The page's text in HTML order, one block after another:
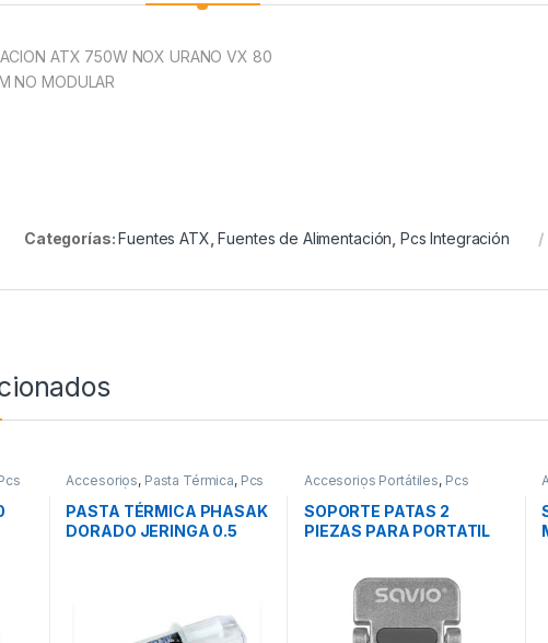
ATX 750W NOX URANO VX 80
NO MODULAR
Categorías:Fuentes ATX ,Fuentes de Alimentación Pcs Integración
Accesorios, Pasta Térmica, Pcs
Integración
PASTA TÉRMICA PHASAK
DORADO JERINGA 0.5
Accesorios Portátiles, Pcs
Integración
SOPORTE PATAS 2
PIEZAS PARA PORTATIL